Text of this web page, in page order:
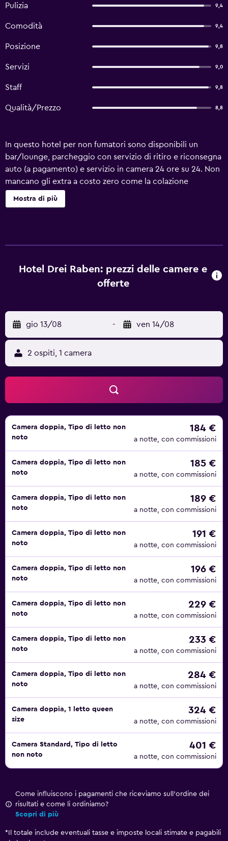
Pulizia 9,4
Comodità 9,4
Posizione 9,8
Servizi 9,0
Staff 9,8
Qualità/Prezzo 8,8
In questo hotel per non fumatori sono disponibili un
bar/lounge, parcheggio con servizio di ritiro e riconsegna
auto (a pagamento) e servizio in camera 24 ore su 24. Non
mancano gli extra a costo zero come la colazione
completa gratuita e il Wi-Fi gratuito nelle aree comuni.
Altri servizi includono servizi di concierge, servizio di
cuscini. La TV a schermo piatto con canali via satellite. I
bagni sono dotati di accappatoi, pantofole, set di cortesia
dotazioni business comprendono scrivania, quotidiani
gratuiti e telefono. Le camere sono provviste di
asciugacapelli e tende oscuranti. Su richiesta sono
disponibili biancheria da letto ipoallergenica e ferro/asse
da stiro. Couverture serale e pulizie tutti i giorni. Le attività
ricreative elencate di seguito sono disponibili in loco o
nelle vicinanze. È possibile che siano a pagamento.
Mostra di più
Hotel Drei Raben: prezzi delle camere e
offerte
gio 13/08 - ven 14/08
2 ospiti, 1 camera
Camera doppia, Tipo di letto non
noto
184 €
a notte, con commissioni
Camera doppia, Tipo di letto non
noto
185 €
a notte, con commissioni
Camera doppia, Tipo di letto non
noto
189 €
a notte, con commissioni
Camera doppia, Tipo di letto non
noto
191 €
a notte, con commissioni
Camera doppia, Tipo di letto non
noto
196 €
a notte, con commissioni
Camera doppia, Tipo di letto non
noto
229 €
a notte, con commissioni
Camera doppia, Tipo di letto non
noto
233 €
a notte, con commissioni
Camera doppia, Tipo di letto non
noto
284 €
a notte, con commissioni
Camera doppia, 1 letto queen
size
324 €
a notte, con commissioni
Camera Standard, Tipo di letto
non noto
401 €
a notte, con commissioni
Come influiscono i pagamenti che riceviamo sull'ordine dei
risultati e come li ordiniamo?
Scopri di più
* Il totale include eventuali tasse e imposte locali stimate e pagabili